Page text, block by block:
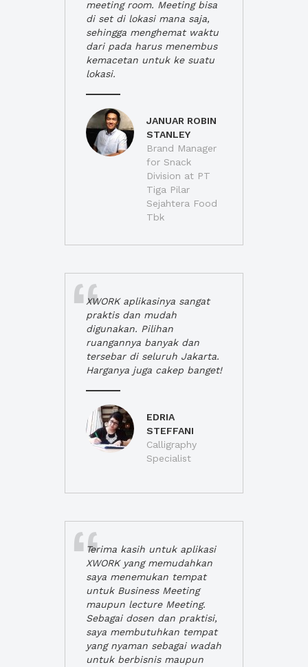
meeting room. Meeting bisa
di set di lokasi mana saja,
sehingga menghemat waktu
dari pada harus menembus
kemacetan untuk ke suatu
lokasi.
JANUAR ROBIN
STANLEY
Brand Manager
for Snack
Division at PT
Tiga Pilar
Sejahtera Food
Tbk
XWORK aplikasinya sangat
praktis dan mudah
digunakan. Pilihan
ruangannya banyak dan
tersebar di seluruh Jakarta.
Harganya juga cakep banget!
EDRIA
STEFFANI
Calligraphy
Specialist
Terima kasih untuk aplikasi
XWORK yang memudahkan
saya menemukan tempat
untuk Business Meeting
maupun lecture Meeting.
Sebagai dosen dan praktisi,
saya membutuhkan tempat
yang nyaman sebagai wadah
untuk berbisnis maupun